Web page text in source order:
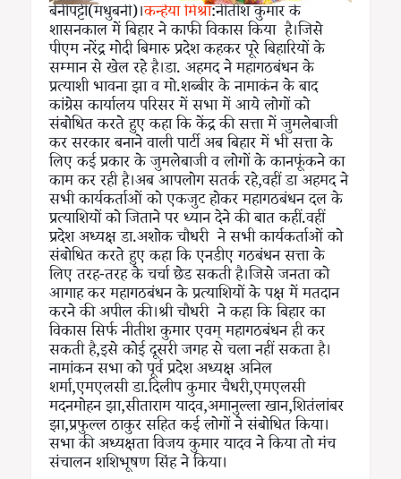
बेनीपट्टी(मधुबनी)।कन्हैया मिश्रा:नीतीश कुमार के
शासनकाल में बिहार ने काफी विकास किया है।जिसे
पीएम नरेंद्र मोदी बिमारु प्रदेश कहकर पूरे बिहारियों के
सम्मान से खेल रहे है।डा. अहमद ने महागठबंधन के
प्रत्याशी भावना झा व मो.शब्बीर के नामाकंन के बाद
कांग्रेस कार्यालय परिसर में सभा में आये लोगों को
संबोधित करते हुए कहा कि केंद्र की सत्ता में जुमलेबाजी
कर सरकार बनाने वाली पार्टी अब बिहार में भी सत्ता के
लिए कई प्रकार के जुमलेबाजी व लोगों के कानफूंकने का
काम कर रही है।अब आपलोग सतर्क रहे,वहीं डा अहमद ने
सभी कार्यकर्ताओं को एकजुट होकर महागठबंधन दल के
प्रत्याशियों को जिताने पर ध्यान देने की बात कहीं.वहीं
प्रदेश अध्यक्ष डा.अशोक चौधरी ने सभी कार्यकर्ताओं को
संबोधित करते हुए कहा कि एनडीए गठबंधन सत्ता के
लिए तरह-तरह के चर्चा छेड सकती है।जिसे जनता को
आगाह कर महागठबंधन के प्रत्याशियों के पक्ष में मतदान
करने की अपील की।श्री चौधरी ने कहा कि बिहार का
विकास सिर्फ नीतीश कुमार एवम् महागठबंधन ही कर
सकती है,इसे कोई दूसरी जगह से चला नहीं सकता है।
नामांकन सभा को पूर्व प्रदेश अध्यक्ष अनिल
शर्मा,एमएलसी डा.दिलीप कुमार चैधरी,एमएलसी
मदनमोहन झा,सीताराम यादव,अमानुल्ला खान,शितंलांबर
झा,प्रफुल्ल ठाकुर सहित कई लोगों ने संबोधित किया।
सभा की अध्यक्षता विजय कुमार यादव ने किया तो मंच
संचालन शशिभूषण सिंह ने किया।